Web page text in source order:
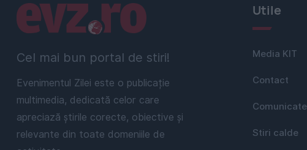
Cel mai bun portal de stiri!
Evenimentul Zilei este o publicație
multimedia, dedicată celor care
apreciază știrile corecte, obiective și
relevante din toate domeniile de
Linkuri utile Utile
Media KIT
Contact
Comunicate
Stiri calde